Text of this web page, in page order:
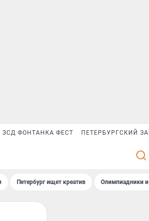
ЗСД ФОНТАНКА ФЕСТ ПЕТЕРБУРГСКИЙ
Петербург ищет креатив Олимпиадники и